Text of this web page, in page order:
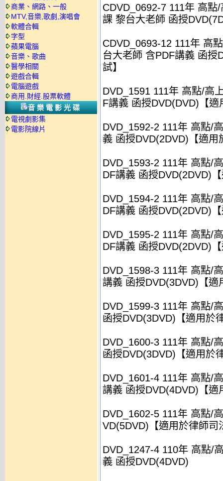
商業、網路、一般
MTV,音樂,歌劇,演唱會
軟體合輯
字型
蘋果電腦
音樂、歌曲
醫學相關
遊戲合輯
電腦遊戲
商用.財經.股票軟體
音樂電影光碟
電視劇影集
電影院線片
CDVD_0692-7 111年 高
課 黎台大老師 函授
CDVD_0693-12 111年 高
台大老師 含PDF講義 函授
試】
DVD_1591 111年 高點/高
F講義 函授DVD(DVD)【
DVD_1592-2 111年 高點/
義 函授DVD(2DVD)【適用
DVD_1593-2 111年 高點/
DF講義 函授DVD(2DVD)
DVD_1594-2 111年 高點/
DF講義 函授DVD(2DVD)
DVD_1595-2 111年 高點/
DF講義 函授DVD(2DVD)
DVD_1598-3 111年 高點/
講義 函授DVD(3DVD)【適
DVD_1599-3 111年 高點/
函授DVD(3DVD)【適用於
DVD_1600-3 111年 高點/
函授DVD(3DVD)【適用於
DVD_1601-4 111年 高點/
講義 函授DVD(4DVD)【適
DVD_1602-5 111年 高點/
VD(5DVD)【適用於律師司
DVD_1247-4 110年 高點/
義 函授DVD(4DVD)